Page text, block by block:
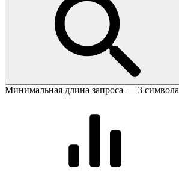
Минимальная длина запроса — 3 символа